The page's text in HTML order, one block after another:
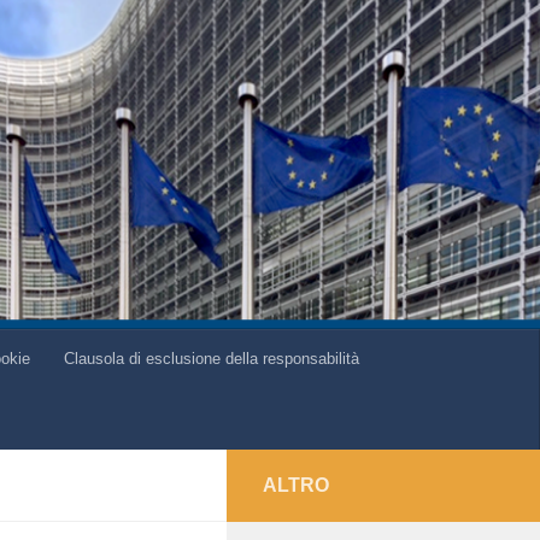
Clausola di esclusione della responsabilità
ALTRO